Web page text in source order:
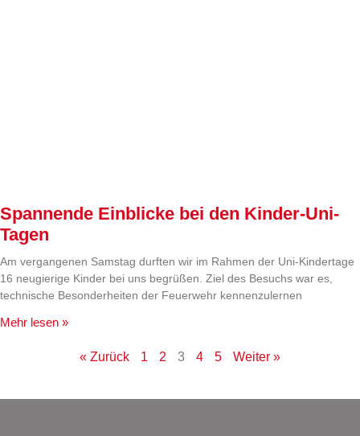
Spannende Einblicke bei den Kinder-Uni-
Tagen
Am vergangenen Samstag durften wir im Rahmen der Uni-Kindertage
16 neugierige Kinder bei uns begrüßen. Ziel des Besuchs war es,
technische Besonderheiten der Feuerwehr kennenzulernen
Mehr lesen »
« Zurück 1 2 3 4 5 Weiter »